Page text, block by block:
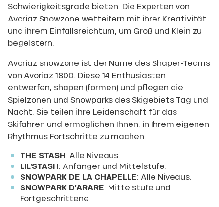
Schwierigkeitsgrade bieten. Die Experten von
Avoriaz Snowzone wetteifern mit ihrer Kreativität
und ihrem Einfallsreichtum, um Groß und Klein zu
begeistern.
Avoriaz snowzone ist der Name des Shaper-Teams
von Avoriaz 1800. Diese 14 Enthusiasten
entwerfen, shapen (formen) und pflegen die
Spielzonen und Snowparks des Skigebiets Tag und
Nacht. Sie teilen ihre Leidenschaft für das
Skifahren und ermöglichen Ihnen, in Ihrem eigenen
Rhythmus Fortschritte zu machen.
THE STASH: Alle Niveaus.
LIL’STASH: Anfänger und Mittelstufe.
SNOWPARK DE LA CHAPELLE: Alle Niveaus.
SNOWPARK D’ARARE: Mittelstufe und
Fortgeschrittene.